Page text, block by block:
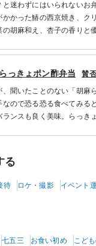
と迷わずにはいられない
かった鰆の西京焼き、ク
胡麻和え、杏子の香り
っきょポン酢弁当
賛
聞いたことのない「胡
ので恐る恐る食べてみ
ンスも良く美味。らっ
る
待 ロケ・撮影 イベント
七五三 お食い初め こど